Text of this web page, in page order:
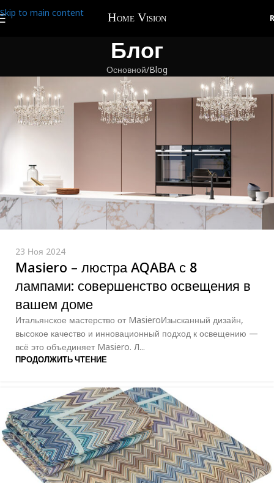
Skip to main content
Блог
Основной Blog
23 Ноя 2024
Masiero – люстра AQABA с 8
лампами: совершенство освещения в
вашем доме
Итальянское мастерство от MasieroИзысканный дизайн,
высокое качество и инновационный подход к освещению —
всё это объединяет Masiero. Л...
ПРОДОЛЖИТЬ ЧТЕНИЕ